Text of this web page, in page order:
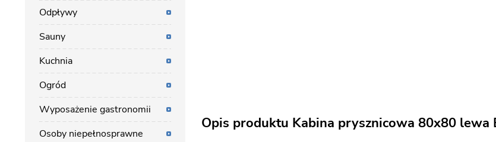
Opis produktu Kabina prysznicowa 80x80 lewa
Odpływy
Sauny
Kuchnia
Ogród
Wyposażenie gastronomii
Osoby niepełnosprawne